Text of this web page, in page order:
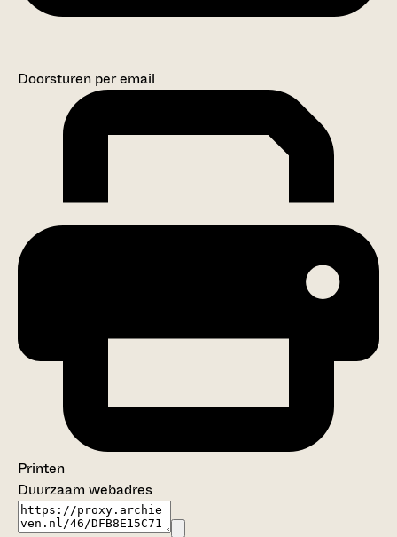
Doorsturen per email
Printen
Duurzaam webadres